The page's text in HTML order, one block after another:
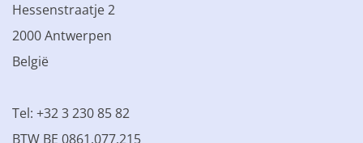
Hessenstraatje 2
2000 Antwerpen
België
Tel: +32 3 230 85 82
BTW BE 0861.077.215